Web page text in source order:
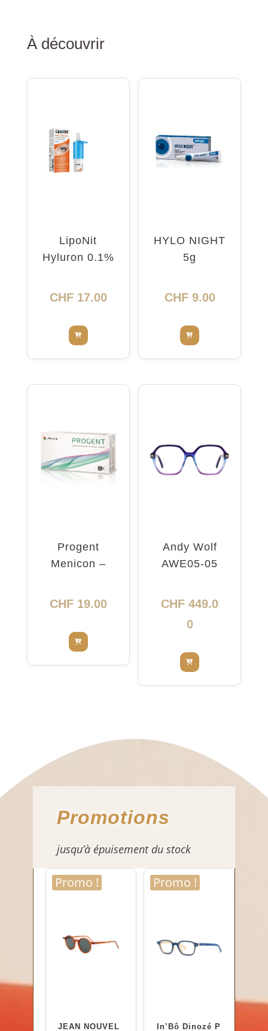
À découvrir
LipoNit
Hyluron 0.1%
CHF17.00
HYLO NIGHT
5g
CHF9.00
Progent
Menicon –
intensif
CHF19.00
Andy Wolf
AWE05-05
CHF 449.0
0
Promotions
jusqu’à épuisement du stock
Promo !
JEAN NOUVEL
Promo !
In’Bô Dinozé P